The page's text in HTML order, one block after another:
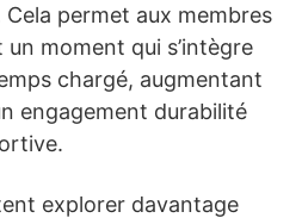
permet aux membres
moment qui s’intègre
chargé, augmentant
engagement durabilité
explorer davantage